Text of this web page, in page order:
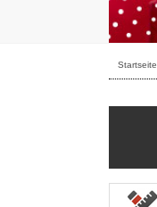
Startseite